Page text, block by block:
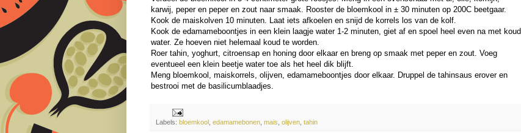
karwij, peper en peper en zout naar smaak. Rooster de bloemkool in ± 30 minuten op 200C beetgaar.
Kook de maiskolven 10 minuten. Laat iets afkoelen en snijd de korrels los van de kolf.
Kook de edamameboontjes in een klein laagje water 1-2 minuten, giet af en spoel heel even na met koud
water. Ze hoeven niet helemaal koud te worden.
Roer tahin, yoghurt, citroensap en honing door elkaar en breng op smaak met peper en zout. Voeg
eventueel een klein beetje water toe als het heel dik blijft.
Meng bloemkool, maiskorrels, olijven, edamameboontjes door elkaar. Druppel de tahinsaus erover en
bestrooi met de basilicumblaadjes.
Labels: bloemkool edamamebonen mais olijven tahin